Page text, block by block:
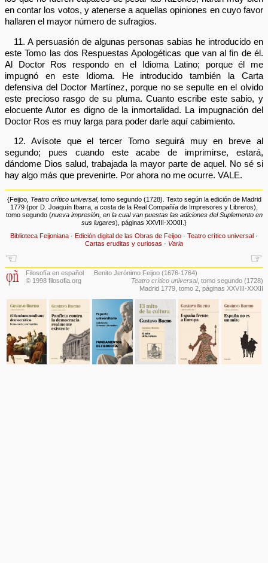
en contar los votos, y atenerse a aquellas opiniones en cuyo favor
hallaren el mayor número de sufragios.
11. A persuasión de algunas personas sabias he introducido en
este Tomo las dos Respuestas Apologéticas que van al fin de él.
Al Doctor Ros respondo en el Idioma Latino; porque él me
impugnó en este Idioma. He introducido también la Carta
defensiva del Doctor Martínez, porque no se sepulte en el olvido
este precioso rasgo de su pluma. Cuanto escribe este sabio, y
elocuente Autor es digno de la inmortalidad. La impugnación del
Doctor Ros es muy larga para poder darle aquí cabimiento.
12. Avísote que el tercer Tomo seguirá muy en breve al
segundo; pues cuando este acabe de imprimirse, estará,
dándome Dios salud, trabajada la mayor parte de aquel. No sé si
hay algo más que prevenirte. Por ahora no me ocurre. VALE.
{Feijoo, Teatro crítico universal, tomo segundo (1728). Texto según la edición de Madrid
1779 (por D. Joaquín Ibarra, a costa de la Real Compañía de Impresores y Libreros),
tomo segundo (nueva impresión, en la cual van puestas las adiciones del Suplemento en
sus lugares), páginas XXVIII-XXXII.}
Biblioteca Feijoniana · Edición digital de las Obras de Feijoo · Teatro crítico universal ·
Cartas eruditas y curiosas · Varia
☜ ☞
Filosofía en español
© 1998 filosofia.org
Benito Jerónimo Feijoo (1676-1764)
Teatro crítico universal, tomo segundo (1728)
Madrid 1779, tomo 2, páginas XXVIII-XXXII